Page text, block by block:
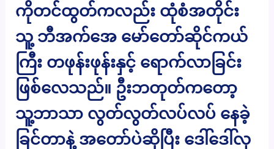
ကိုတင်ထွတ်ကလည်း ထုံစံအတိုင်း
သူ့ ဘီအက်အေ မော်တော်ဆိုင်ကယ်
ကြီး တဖုန်းဖုန်းနှင့် ရောက်လာခြင်း
ဖြစ်လေသည်။ ဦးဘတုတ်ကတော့
သူ့ဘာသာ လွတ်လွတ်လပ်လပ် နေခဲ့
ခြင်တာနဲ့ အတော်ပဲဆိုပြီး ဒေါ်ဒေါ်လှ